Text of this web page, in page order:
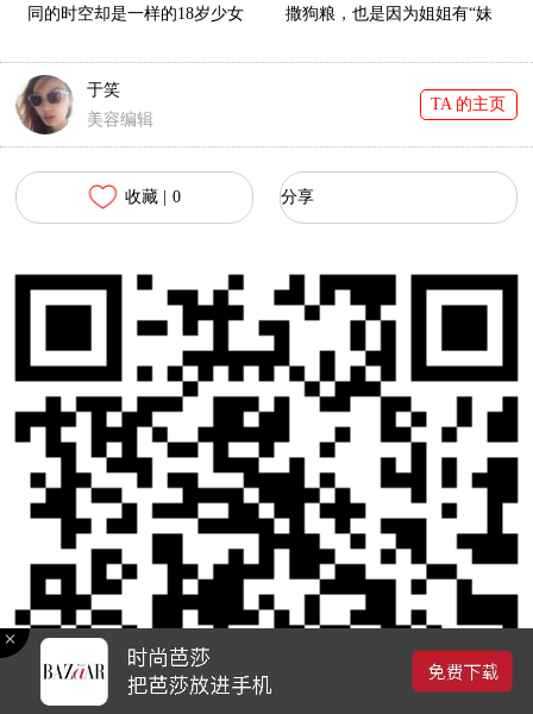
同的时空却是一样的18岁少女
撒狗粮，也是因为姐姐有“妹
于笑
美容编辑
TA 的主页
收藏 | 0 分享